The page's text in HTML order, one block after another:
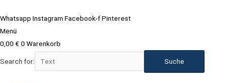
Whatsapp Instagram Facebook-fPinterest
Menü
0,00 € 0 Warenkorb
Search for: